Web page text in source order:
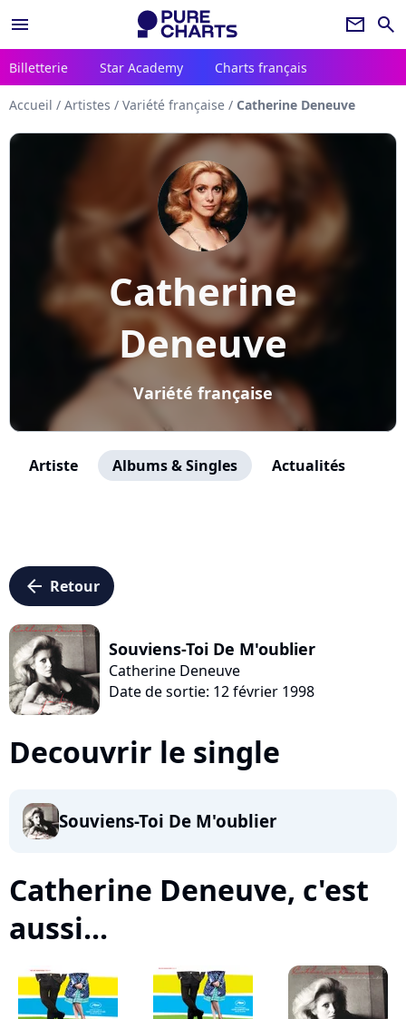
menu newsletter search
Billetterie Star Academy Charts français
Accueil / Artistes / Variété française / Catherine Deneuve
Catherine
Deneuve
Variété française
Artiste Albums & Singles Actualités
arrow_left Retour
Souviens-Toi De M'oublier
Catherine Deneuve
Date de sortie: 12 février 1998
Decouvrir le single
Souviens-Toi De M'oublier
Catherine Deneuve, c'est
aussi...